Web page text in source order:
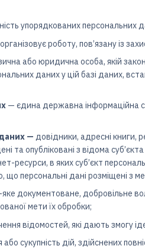
упорядкованих
роботу, пов’язану із
або юридична особа, якій
даних у цій базі даних,
— єдина державна інформаційна
— довідники, адресні книги,
та опубліковані з відома
ресурси, в яких суб’єкт
персональні дані розміщені з
документоване, добровільне
мети їх обробки;
відомостей, які дають змогу
або сукупність дій, здійснених